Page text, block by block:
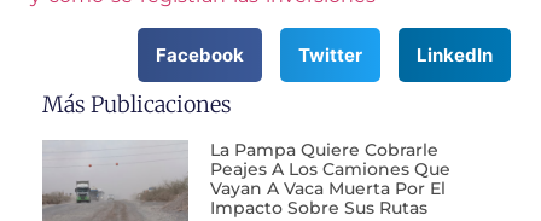
Facebook Twitter LinkedIn
Más Publicaciones
La Pampa Quiere Cobrarle
Peajes A Los Camiones Que
Vayan A Vaca Muerta Por El
Impacto Sobre Sus Rutas